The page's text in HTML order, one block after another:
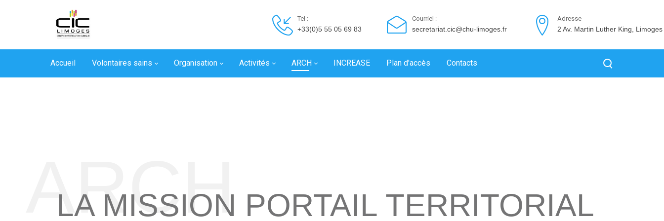
Tel :
+33(0)5 55 05 69 83
Courriel :
secretariat.cic@chu-limoges.fr
Adresse
2 Av. Martin Luther King, Limoges
Accueil Volontaires sains Organisation Activités ARCH INCREASE Plan d'accès Contacts
ARCH
LA MISSION PORTAIL TERRITORIAL